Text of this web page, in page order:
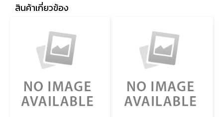
สินค้าเกี่ยวข้อง